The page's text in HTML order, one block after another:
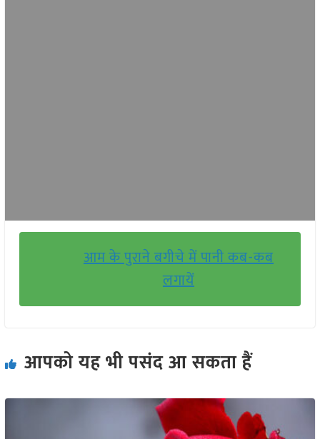
आम के पुराने बगीचे में पानी कब-कब
लगायें
आपको यह भी पसंद आ सकता हैं